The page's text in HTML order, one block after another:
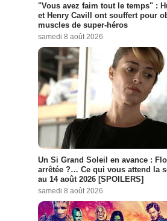
"Vous avez faim tout le temps" :
et Henry Cavill ont souffert pour
muscles de super-héros
samedi 8 août 2026
Un Si Grand Soleil en avance :
arrêtée ?… Ce qui vous attend la
au 14 août 2026 [SPOILERS]
samedi 8 août 2026